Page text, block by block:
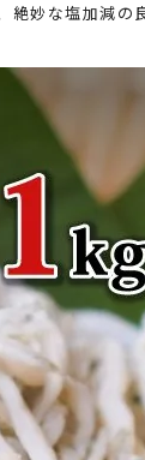
妙な塩加減の